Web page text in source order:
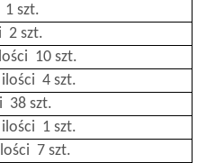
1 szt.
2 szt.
10 szt.
ilości 4 szt.
38 szt.
ilości 1 szt.
7 szt.